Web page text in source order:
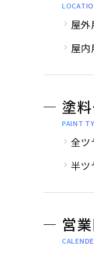
屋
屋
塗
PAINT
全ツ
半ツ
営